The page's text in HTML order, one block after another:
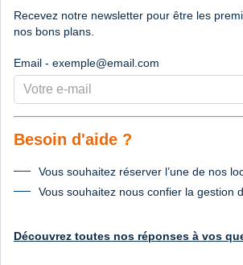
Recevez notre newsletter pour être les
nos bons plans.
Email - exemple@email.com
Besoin d'aide ?
Vous souhaitez réserver l’une de nos
Vous souhaitez nous confier la gestion
Découvrez toutes nos réponses à vos